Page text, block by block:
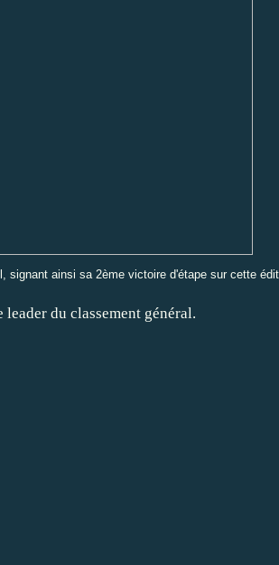
signant ainsi sa 2ème victoire d'étape sur cette
du classement général.